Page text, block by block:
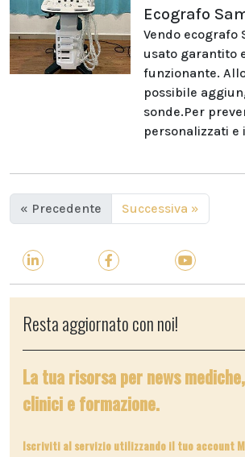
Ecografo
Vendo ecografo
usato garantito
funzionante.
possibile
sonde.Per
personalizzati e
« Precedente Successiva »
Resta aggiornato con noi!
La tua risorsa per news
clinici e formazione.
Iscriviti al servizio utilizzando il tuo account